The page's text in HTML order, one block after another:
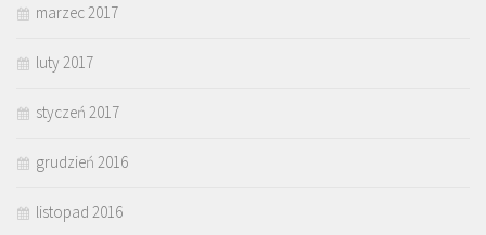
marzec 2017
luty 2017
styczeń 2017
grudzień 2016
listopad 2016